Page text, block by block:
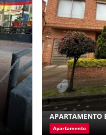
APARTAMENTO
Apartamento